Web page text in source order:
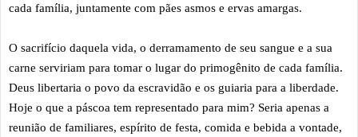
cada família, juntamente com pães asmos e ervas amargas.
O sacrifício daquela vida, o derramamento de seu sangue e a sua
carne serviriam para tomar o lugar do primogênito de cada família.
Deus libertaria o povo da escravidão e os guiaria para a liberdade.
Hoje o que a páscoa tem representado para mim? Seria apenas a
reunião de familiares, espírito de festa, comida e bebida a vontade,